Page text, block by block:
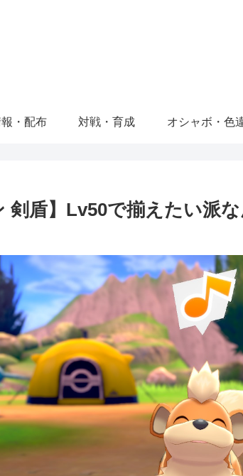
・配布 対戦・育成 オシャボ・色
剣盾】Lv50で揃えたい派